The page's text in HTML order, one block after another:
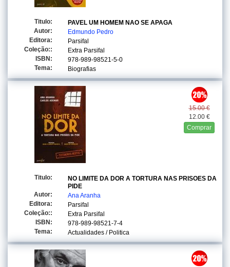
Titulo:
PAVEL UM HOMEM NAO SE APAGA
Autor:
Edmundo Pedro
Editora:
Parsifal
Coleção::
Extra Parsifal
ISBN:
978-989-98521-5-0
Tema:
Biografias
15.00 €
12.00 €
Comprar
Titulo:
NO LIMITE DA DOR A TORTURA NAS PRISOES DA
PIDE
Autor:
Ana Aranha
Editora:
Parsifal
Coleção::
Extra Parsifal
ISBN:
978-989-98521-7-4
Tema:
Actualidades / Politica